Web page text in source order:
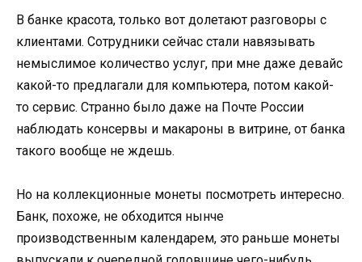
В банке красота, только вот долетают разговоры с
клиентами. Сотрудники сейчас стали навязывать
немыслимое количество услуг, при мне даже девайс
какой-то предлагали для компьютера, потом какой-
то сервис. Странно было даже на Почте России
наблюдать консервы и макароны в витрине, от банка
такого вообще не ждешь.
Но на коллекционные монеты посмотреть интересно.
Банк, похоже, не обходится нынче
производственным календарем, это раньше монеты